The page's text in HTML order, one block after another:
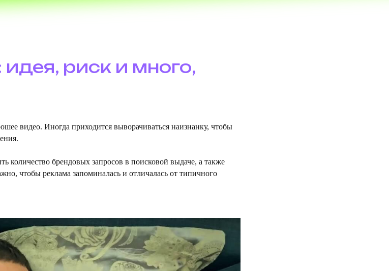
риск и много,
видео. Иногда приходится выворачиваться наизнанку, чтобы
количество брендовых запросов в поисковой выдаче, а также
чтобы реклама запоминалась и отличалась от типичного